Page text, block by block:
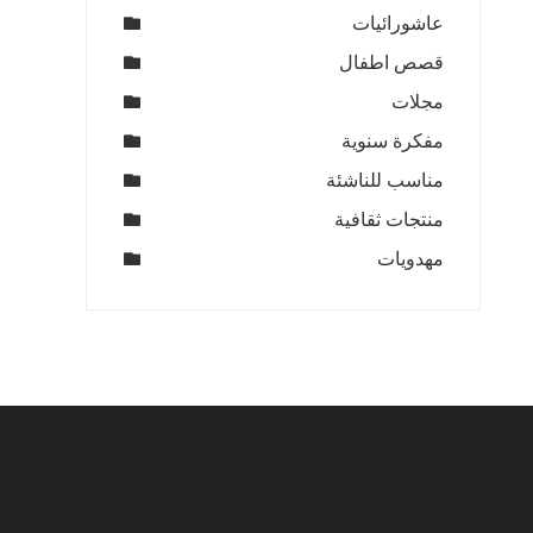
عاشورائيات
قصص اطفال
مجلات
مفكرة سنوية
مناسب للناشئة
منتجات ثقافية
مهدويات